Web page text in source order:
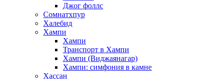
Джог фоллс
Сомнатхпур
Халебид
Хампи
Хампи
Транспорт в Хампи
Хампи (Виджаянагар)
Хампи: симфония в камне
Хассан